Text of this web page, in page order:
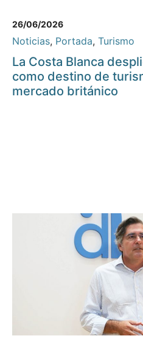
26/06/2026
Noticias, Portada, Turismo
La Costa Blanca
como destino de
mercado británico